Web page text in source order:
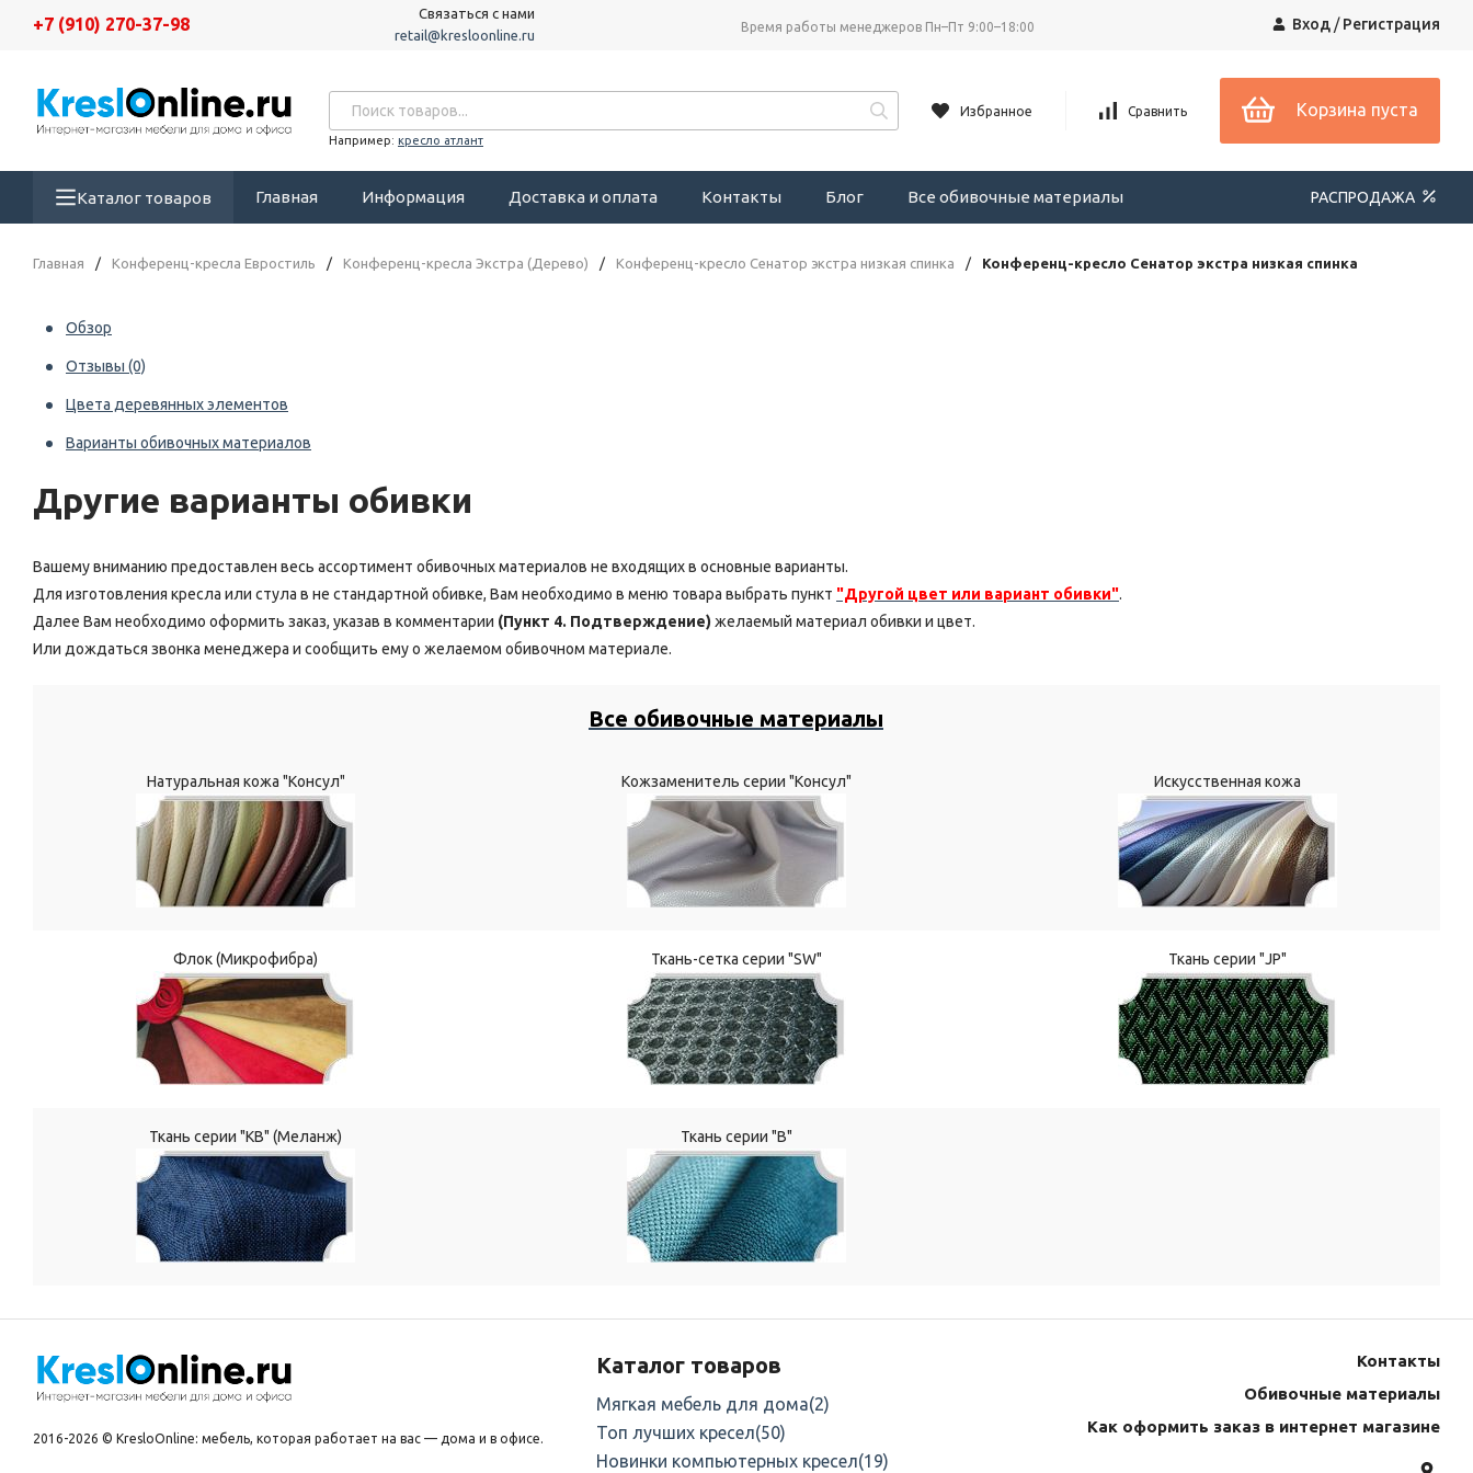
+7 (910) 270-37-98
Связаться с нами
retail@kresloonline.ru
Время работы менеджеров Пн–Пт 9:00–18:00 Вход/Регистрация
Например: кресло атлант
Избранное Сравнить Корзина пуста
Каталог товаров Главная Информация Доставка и оплата Контакты Блог Все обивочные материалы РАСПРОДАЖА
Главная / Конференц-кресла Евростиль / Конференц-кресла Экстра (Дерево) / Конференц-кресло Сенатор экстра низкая спинка / Конференц-кресло Сенатор экстра низкая спинка
Обзор
Отзывы (0)
Цвета деревянных элементов
Варианты обивочных материалов
Другие варианты обивки
Вашему вниманию предоставлен весь ассортимент обивочных материалов не входящих в основные варианты.
Для изготовления кресла или стула в не стандартной обивке, Вам необходимо в меню товара выбрать пункт "Другой цвет или вариант обивки".
Далее Вам необходимо оформить заказ, указав в комментарии (Пункт 4. Подтверждение) желаемый материал обивки и цвет.
Или дождаться звонка менеджера и сообщить ему о желаемом обивочном материале.
Все обивочные материалы
Натуральная кожа "Консул" Кожзаменитель серии "Консул" Искусственная кожа
Флок (Микрофибра) Ткань-сетка серии "SW" Ткань серии "JP"
Ткань серии "КВ" (Меланж) Ткань серии "В"
2016-2026 © KresloOnline: мебель, которая работает на вас — дома и в офисе.
Каталог товаров
Мягкая мебель для дома(2)
Топ лучших кресел(50)
Новинки компьютерных кресел(19)
Контакты
Обивочные материалы
Как оформить заказ в интернет магазине